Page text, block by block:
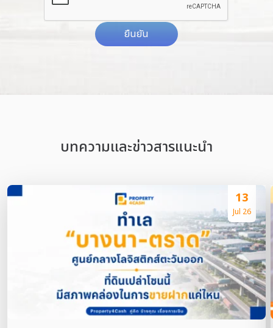
ยืนยัน
บทความเเละข่าวสารแนะนำ
13
Jul 26